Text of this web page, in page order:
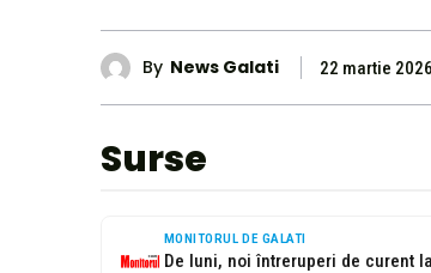
By News Galati 22 martie 2026
Surse
MONITORUL DE GALATI
De luni, noi întreruperi de curent